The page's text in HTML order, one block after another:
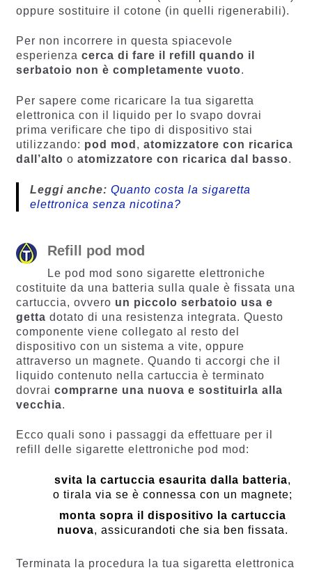
oppure sostituire il cotone (in quelli rigenerabili).
Per non incorrere in questa spiacevole
esperienza cerca di fare il refill quando il
serbatoio non è completamente vuoto.
Per sapere come ricaricare la tua sigaretta
elettronica con il liquido per lo svapo dovrai
prima verificare che tipo di dispositivo stai
utilizzando: pod mod , atomizzatore con ricarica
dall’alto o atomizzatore con ricarica dal basso.
Leggi anche: Quanto costa la sigaretta
elettronica senza nicotina?
Refill pod mod
Le pod mod sono sigarette elettroniche
costituite da una batteria sulla quale è fissata una
cartuccia, ovvero un piccolo serbatoio usa e
getta dotato di una resistenza integrata. Questo
componente viene collegato al resto del
dispositivo con un sistema a vite, oppure
attraverso un magnete. Quando ti accorgi che il
liquido contenuto nella cartuccia è terminato
dovrai comprarne una nuova e sostituirla alla
vecchia.
Ecco quali sono i passaggi da effettuare per il
refill delle sigarette elettroniche pod mod:
svita la cartuccia esaurita dalla batteria,
o tirala via se è connessa con un magnete;
monta sopra il dispositivo la cartuccia
nuova, assicurandoti che sia ben fissata.
Terminata la procedura la tua sigaretta elettronica